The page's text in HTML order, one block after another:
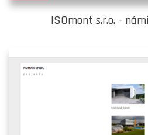
ISOmont s.r.o. -